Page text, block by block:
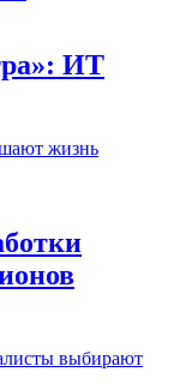
ИТ